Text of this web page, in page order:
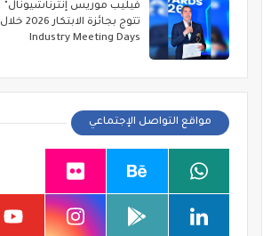
فيليب موريس إنترناشيونال"
تتوج بجائزة الابتكار 2026 خلال
Industry Meeting Days
مواقع التواصل الإجتماعي